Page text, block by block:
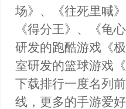
场》、《往死里喊
《得分王》、《龟
研发的跑酷游戏《
室研发的篮球游戏
下载排行一度名列
线，更多的手游爱